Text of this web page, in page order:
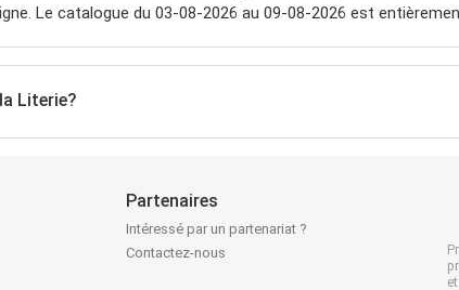
Le catalogue du 03-08-2026 au 09-08-2026 est
Literie?
Partenaires
Intéressé par un partenariat ?
Contactez-nous